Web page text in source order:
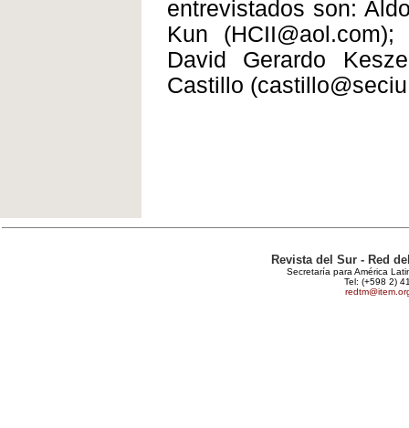
entrevistados son:
Kun
David Gerardo
Castillo
Revista del Sur - Red
Secretaría para América
Tel: (+598 2)